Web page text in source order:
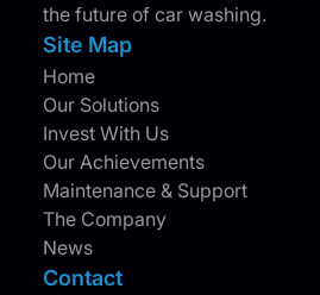
the future of car washing.
Site Map
Home
Our Solutions
Invest With Us
Our Achievements
Maintenance & Support
The Company
News
Contact